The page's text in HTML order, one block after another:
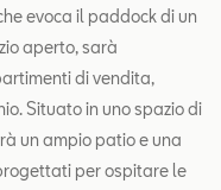
evoca il paddock di un
aperto, sarà
di vendita,
Situato in uno spazio di
un ampio patio e una
per ospitare le